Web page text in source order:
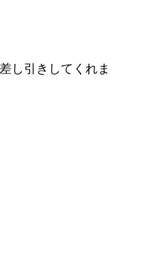
し引きしてくれま